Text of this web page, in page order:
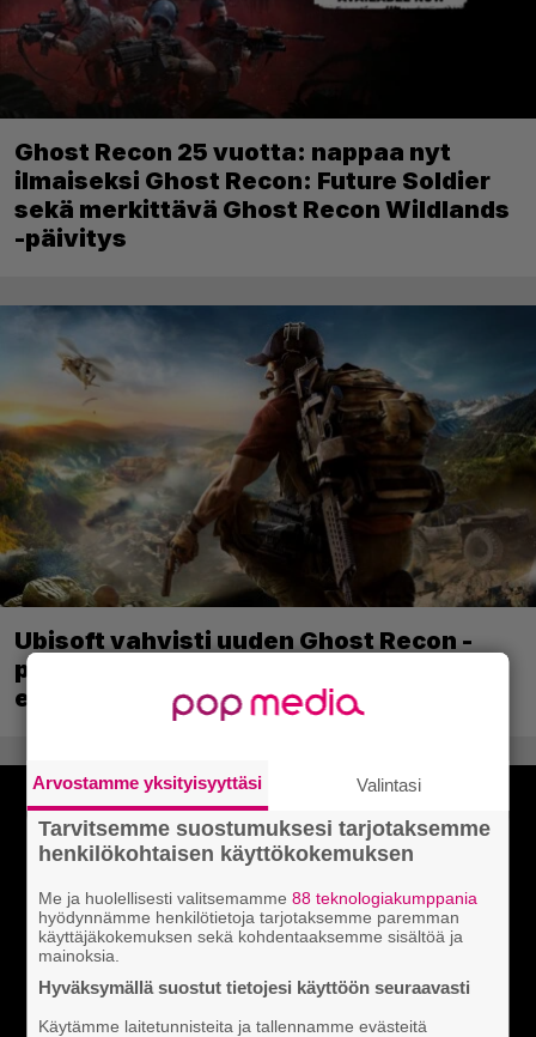
Ghost Recon 25 vuotta: nappaa nyt
ilmaiseksi Ghost Recon: Future Soldier
sekä merkittävä Ghost Recon Wildlands
-päivitys
Ubisoft vahvisti uuden Ghost Recon -
pelin – kutsuu pelaajat mukaan
ennakkotestiin
Arvostamme yksityisyyttäsi Valintasi
Tarvitsemme suostumuksesi tarjotaksemme
henkilökohtaisen käyttökokemuksen
Me ja huolellisesti valitsemamme88 teknologiakumppania
hyödynnämme henkilötietoja tarjotaksemme paremman
käyttäjäkokemuksen sekä kohdentaaksemme sisältöä ja
mainoksia.
Hyväksymällä suostut tietojesi käyttöön seuraavasti
Käytämme laitetunnisteita ja tallennamme evästeitä